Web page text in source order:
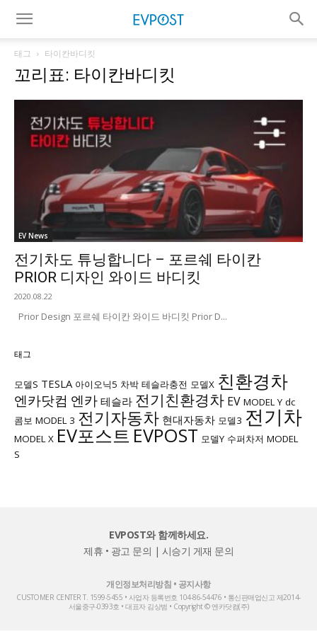
태그 타이칸바디킷
꼬리표: 타이칸바디킷
EV News
전기차도 튜닝합니다 – 포르쉐 타이칸
PRIOR 디자인 와이드 바디킷
2020.08.22
Prior Design 포르쉐 타이칸 와이드 바디킷 Prior D...
태그
모델S TESLA 아이오닉5 차박 테슬라충전 모델X 친환경차
엔카닷컴 엔카 테슬라 전기친환경차 EV MODEL Y dc
콤보 MODEL 3 전기자동차 현대자동차 모델3 전기차
MODEL X EV포스트 EVPOST 모델Y 수퍼차저 MODEL
S
EVPOST와 함께하세요.
제휴 • 광고 문의 | 시승기 게재 문의
개인정보처리방침 • 공지사항
CUSTOMER CENTER T. 1599-5455 • 사업자 등록번호 104-86-54476 • 통신판매업신고 제2014-
서울중구-0393호 • 대표자 김상범 • Copyright © 엔카닷컴(주)